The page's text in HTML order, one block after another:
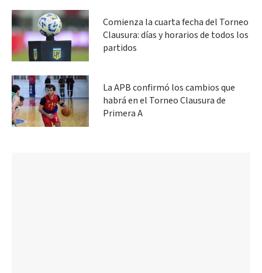
Comienza la cuarta fecha del Torneo
Clausura: días y horarios de todos los
partidos
La APB confirmó los cambios que
habrá en el Torneo Clausura de
Primera A